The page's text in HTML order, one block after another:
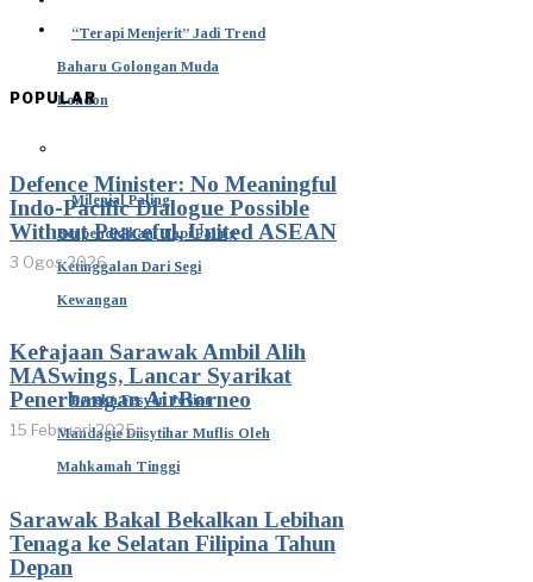
“Terapi Menjerit” Jadi Trend
Baharu Golongan Muda
London
Milenial Paling
Berpendidikan, Tapi Paling
Ketinggalan Dari Segi
Kewangan
Pereka Fesyen Jovian
Mandagie Diisytihar Muflis Oleh
Mahkamah Tinggi
POPULAR
Defence Minister: No Meaningful
Indo-Pacific Dialogue Possible
Without Peaceful, United ASEAN
3 Ogos 2026
Kerajaan Sarawak Ambil Alih
MASwings, Lancar Syarikat
Penerbangan AirBorneo
15 Februari 2025
Sarawak Bakal Bekalkan Lebihan
Tenaga ke Selatan Filipina Tahun
Depan